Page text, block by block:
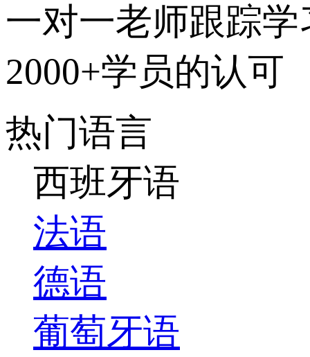
一对一老师跟踪学
2000+学员的认可
热门语言
西班牙语
法语
德语
葡萄牙语